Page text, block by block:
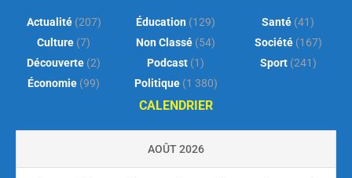
Actualité(207)
Culture (7)
Découverte (2)
Économie (99)
Éducation (129)
Non Classé (54)
Podcast (1)
Politique(1 380)
Santé (41)
Société(167)
Sport(241)
CALENDRIER
AOÛT 2026